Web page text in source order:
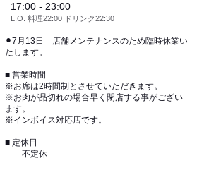
17:00 - 23:00
L.O. 料理22:00 ドリンク22:30
⚫︎7月13日 店舗メンテナンスのため臨時休業い
たします。
■ 営業時間
※お席は2時間制とさせていただきます。
※お肉が品切れの場合早く閉店する事がござい
ます。
※インボイス対応店です。
■ 定休日
不定休